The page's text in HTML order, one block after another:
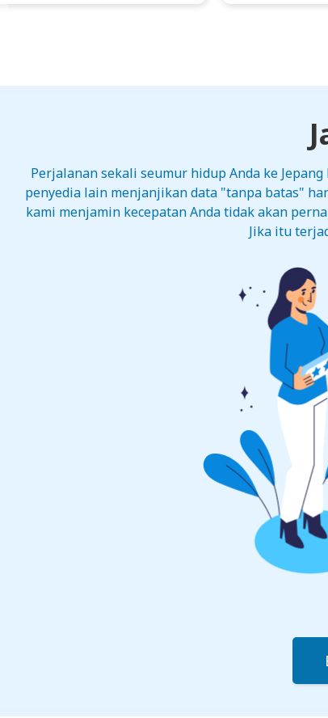
Perjalanan sekali seumur hidup Anda ke
penyedia lain menjanjikan data "tanpa batas"
kami menjamin kecepatan Anda tidak akan
Jika itu